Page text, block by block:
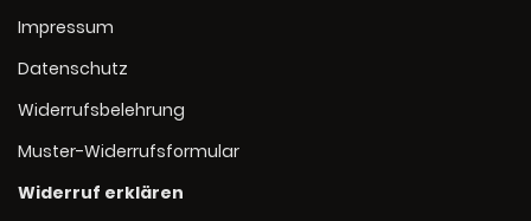
Impressum
Datenschutz
Widerrufsbelehrung
Muster-Widerrufsformular
Widerruf erklären